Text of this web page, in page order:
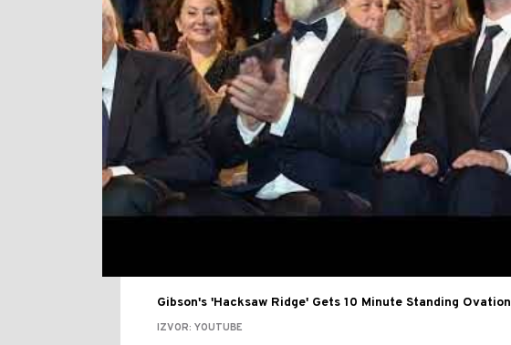
Gibson's 'Hacksaw Ridge' Gets 10 Minute Standing Ovation
IZVOR: YOUTUBE